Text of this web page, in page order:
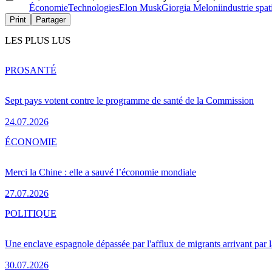
ÉconomieTechnologiesElon MuskGiorgia Meloniindustrie
Print Partager
LES PLUS LUS
Sept pays votent contre le programme de santé de la Commission
24.07.2026
PROSANTÉ
Merci la Chine : elle a sauvé l’économie mondiale
27.07.2026
ÉCONOMIE
Une enclave espagnole dépassée par l'afflux de migrants arrivant par
30.07.2026
POLITIQUE